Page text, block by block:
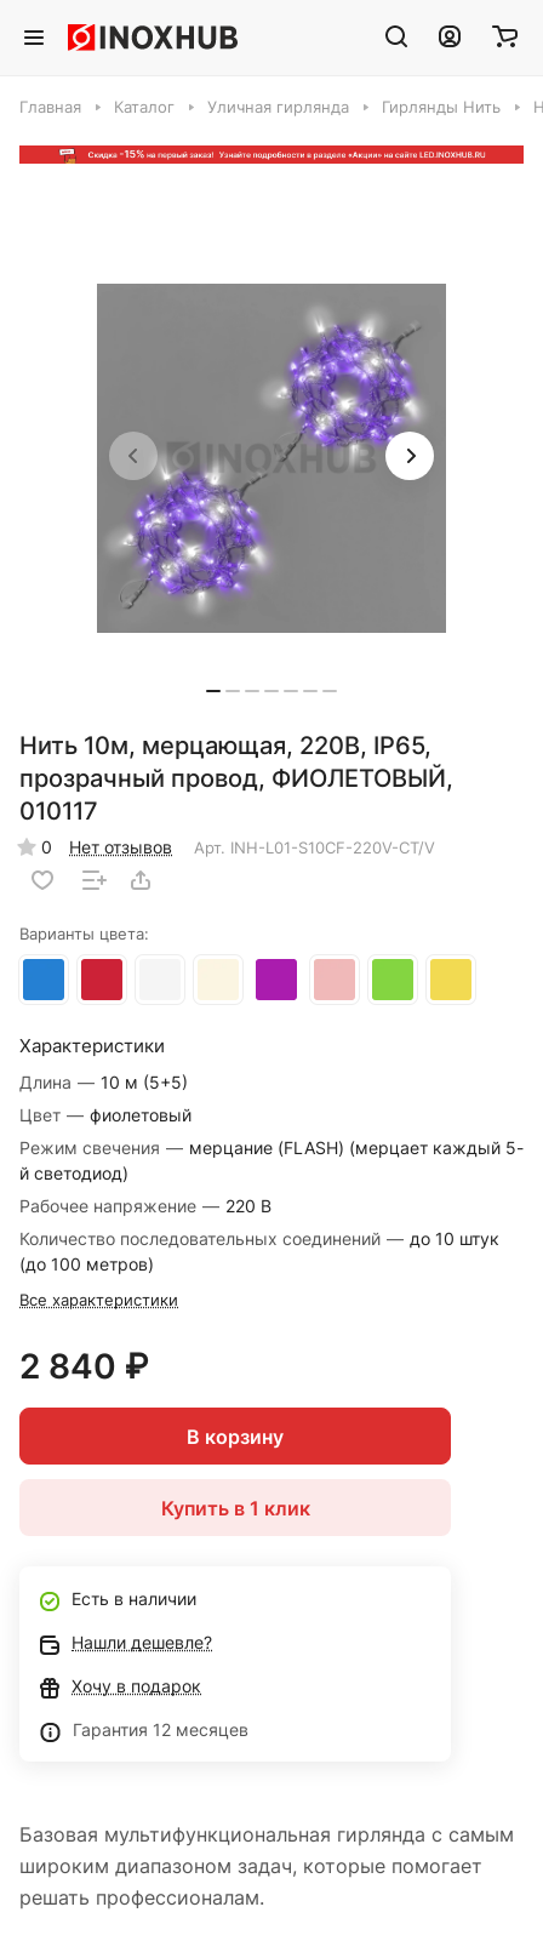
Главная Каталог Уличная гирлянда Гирлянды Нить
Нить 10м, мерцающая, 220В, IP65,
прозрачный провод, ФИОЛЕТОВЫЙ,
010117
0 Нет отзывов Арт. INH-L01-S10CF-220V-CT/V
Варианты цвета:
Характеристики
Длина — 10 м (5+5)
Цвет — фиолетовый
Режим свечения — мерцание (FLASH) (мерцает каждый 5-
й светодиод)
Рабочее напряжение — 220 В
Количество последовательных соединений — до 10 штук
(до 100 метров)
Все характеристики
2 840 ₽
В корзину
Купить в 1 клик
Есть в наличии
Нашли дешевле?
Хочу в подарок
Гарантия 12 месяцев
Базовая мультифункциональная гирлянда с самым
широким диапазоном задач, которые помогает
решать профессионалам.